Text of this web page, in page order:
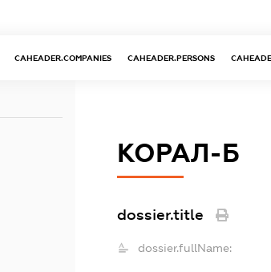
CAHEADER.COMPANIES CAHEADER.PERSONS
КОРАЛ-Б
dossier.title
dossier.fullName: